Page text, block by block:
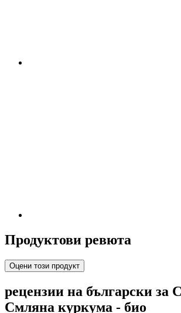
Продуктови ревюта
Оцени този продукт
рецензии на български за
Смляна куркума - био